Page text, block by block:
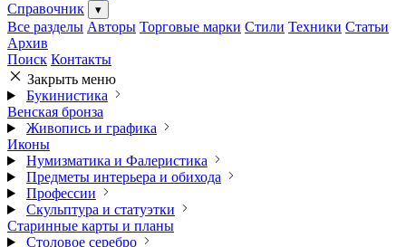
Справочник
▾
Все разделы Авторы Торговые марки Стили Техники Статьи
Архив
Поиск Контакты
Закрыть меню
Букинистика
Венская бронза
Живопись и графика
Иконы
Нумизматика и Фалеристика
Предметы интерьера и обихода
Профессии
Скульптура и статуэтки
Старинные карты и планы
Столовое серебро